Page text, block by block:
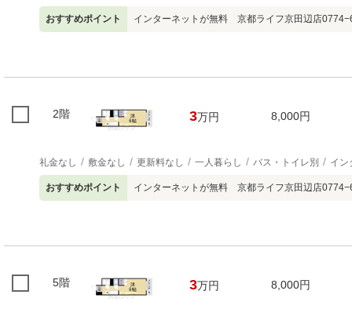
おすすめポイント インターネットが無料 京都ライフ京田辺店
2階 3万円 8,000円
礼金なし 敷金なし 更新料なし 一人暮らし バス・トイレ別 イン
おすすめポイント インターネットが無料 京都ライフ京田辺店
5階 3万円 8,000円